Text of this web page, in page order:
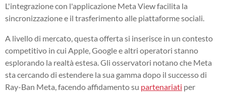
L'integrazione con l'applicazione Meta View facilita la
sincronizzazione e il trasferimento alle piattaforme sociali.
A livello di mercato, questa offerta si inserisce in un contesto
competitivo in cui Apple, Google e altri operatori stanno
esplorando la realtà estesa. Gli osservatori notano che Meta
sta cercando di estendere la sua gamma dopo il successo di
Ray-Ban Meta, facendo affidamento su partenariati per